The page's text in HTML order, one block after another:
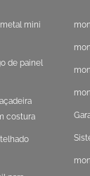
mini
de painel
costura